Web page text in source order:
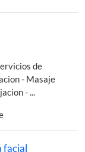
de
- Masaje
- ...
facial